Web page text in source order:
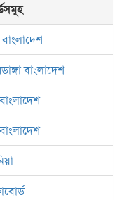
বাংলাদেশ